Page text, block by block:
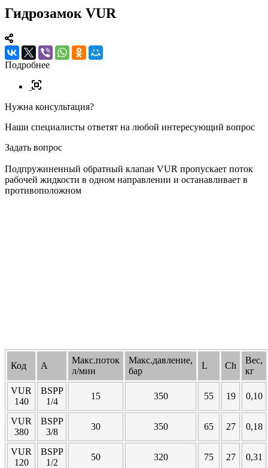
Гидрозамок VUR
Подробнее
Нужна консультация?
Наши специалисты ответят на любой интересующий вопрос
Задать вопрос
Подпружиненный обратный клапан VUR пропускает поток
рабочей жидкости в одном направлении и останавливает в
противоположном
Код А
Макс.поток
л/мин
Макс.давление,
бар
L Ch
Вес,
кг
VUR
140
BSPP
1/4
15 350 55 19 0,10
VUR
380
BSPP
3/8
30 350 65 27 0,18
VUR
120
BSPP
1/2
50 320 75 27 0,31